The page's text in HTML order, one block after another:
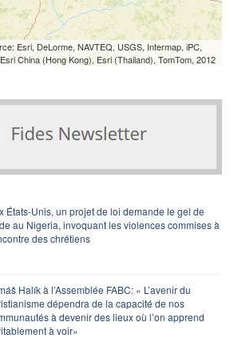
Esri, DeLorme, NAVTEQ, USGS, Intermap, iPC,
China (Hong Kong), Esri (Thailand), TomTom, 2012
États-Unis, un projet de loi demande le gel de
au Nigeria, invoquant les violences commises à
des chrétiens
Halík à l’Assemblée FABC: « L’avenir du
dépendra de la capacité de nos
à devenir des lieux où l’on apprend
à voir»